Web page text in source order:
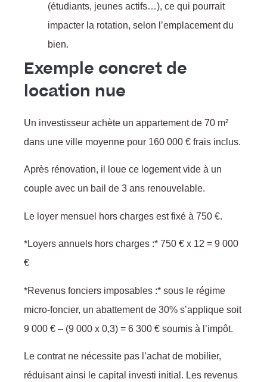
(étudiants, jeunes actifs…), ce qui pourrait
impacter la rotation, selon l’emplacement du
bien.
Exemple concret de
location nue
Un investisseur achète un appartement de 70 m²
dans une ville moyenne pour 160 000 € frais inclus.
Après rénovation, il loue ce logement vide à un
couple avec un bail de 3 ans renouvelable.
Le loyer mensuel hors charges est fixé à 750 €.
*Loyers annuels hors charges :* 750 € x 12 = 9 000
€
*Revenus fonciers imposables :* sous le régime
micro-foncier, un abattement de 30% s’applique soit
9 000 € – (9 000 x 0,3) = 6 300 € soumis à l’impôt.
Le contrat ne nécessite pas l’achat de mobilier,
réduisant ainsi le capital investi initial. Les revenus